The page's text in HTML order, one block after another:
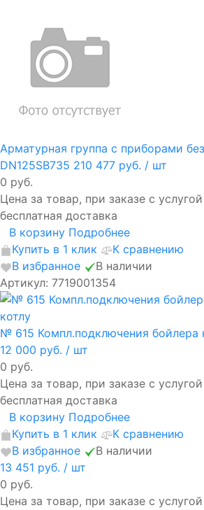
Арматурная группа с приборами
DN125SB735 210 477 руб. / шт
0 руб.
Цена за товар, при заказе с
бесплатная доставка
В корзину Подробнее
Купить в 1 клик
К сравнению
В избранное
В наличии
Артикул: 7719001354
№ 615 Компл.подключения бойлера
12 000 руб. / шт
0 руб.
Цена за товар, при заказе с
бесплатная доставка
В корзину Подробнее
Купить в 1 клик
К сравнению
В избранное
В наличии
13 451 руб. / шт
0 руб.
Цена за товар, при заказе с